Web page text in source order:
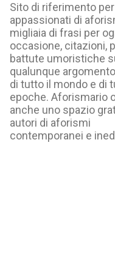
Sito di riferimento
appassionati di
migliaia di frasi per
occasione, citazioni,
battute umoristiche
qualunque
di tutto il mondo e di
epoche. Aforismario
anche uno spazio
autori di aforismi
contemporanei e